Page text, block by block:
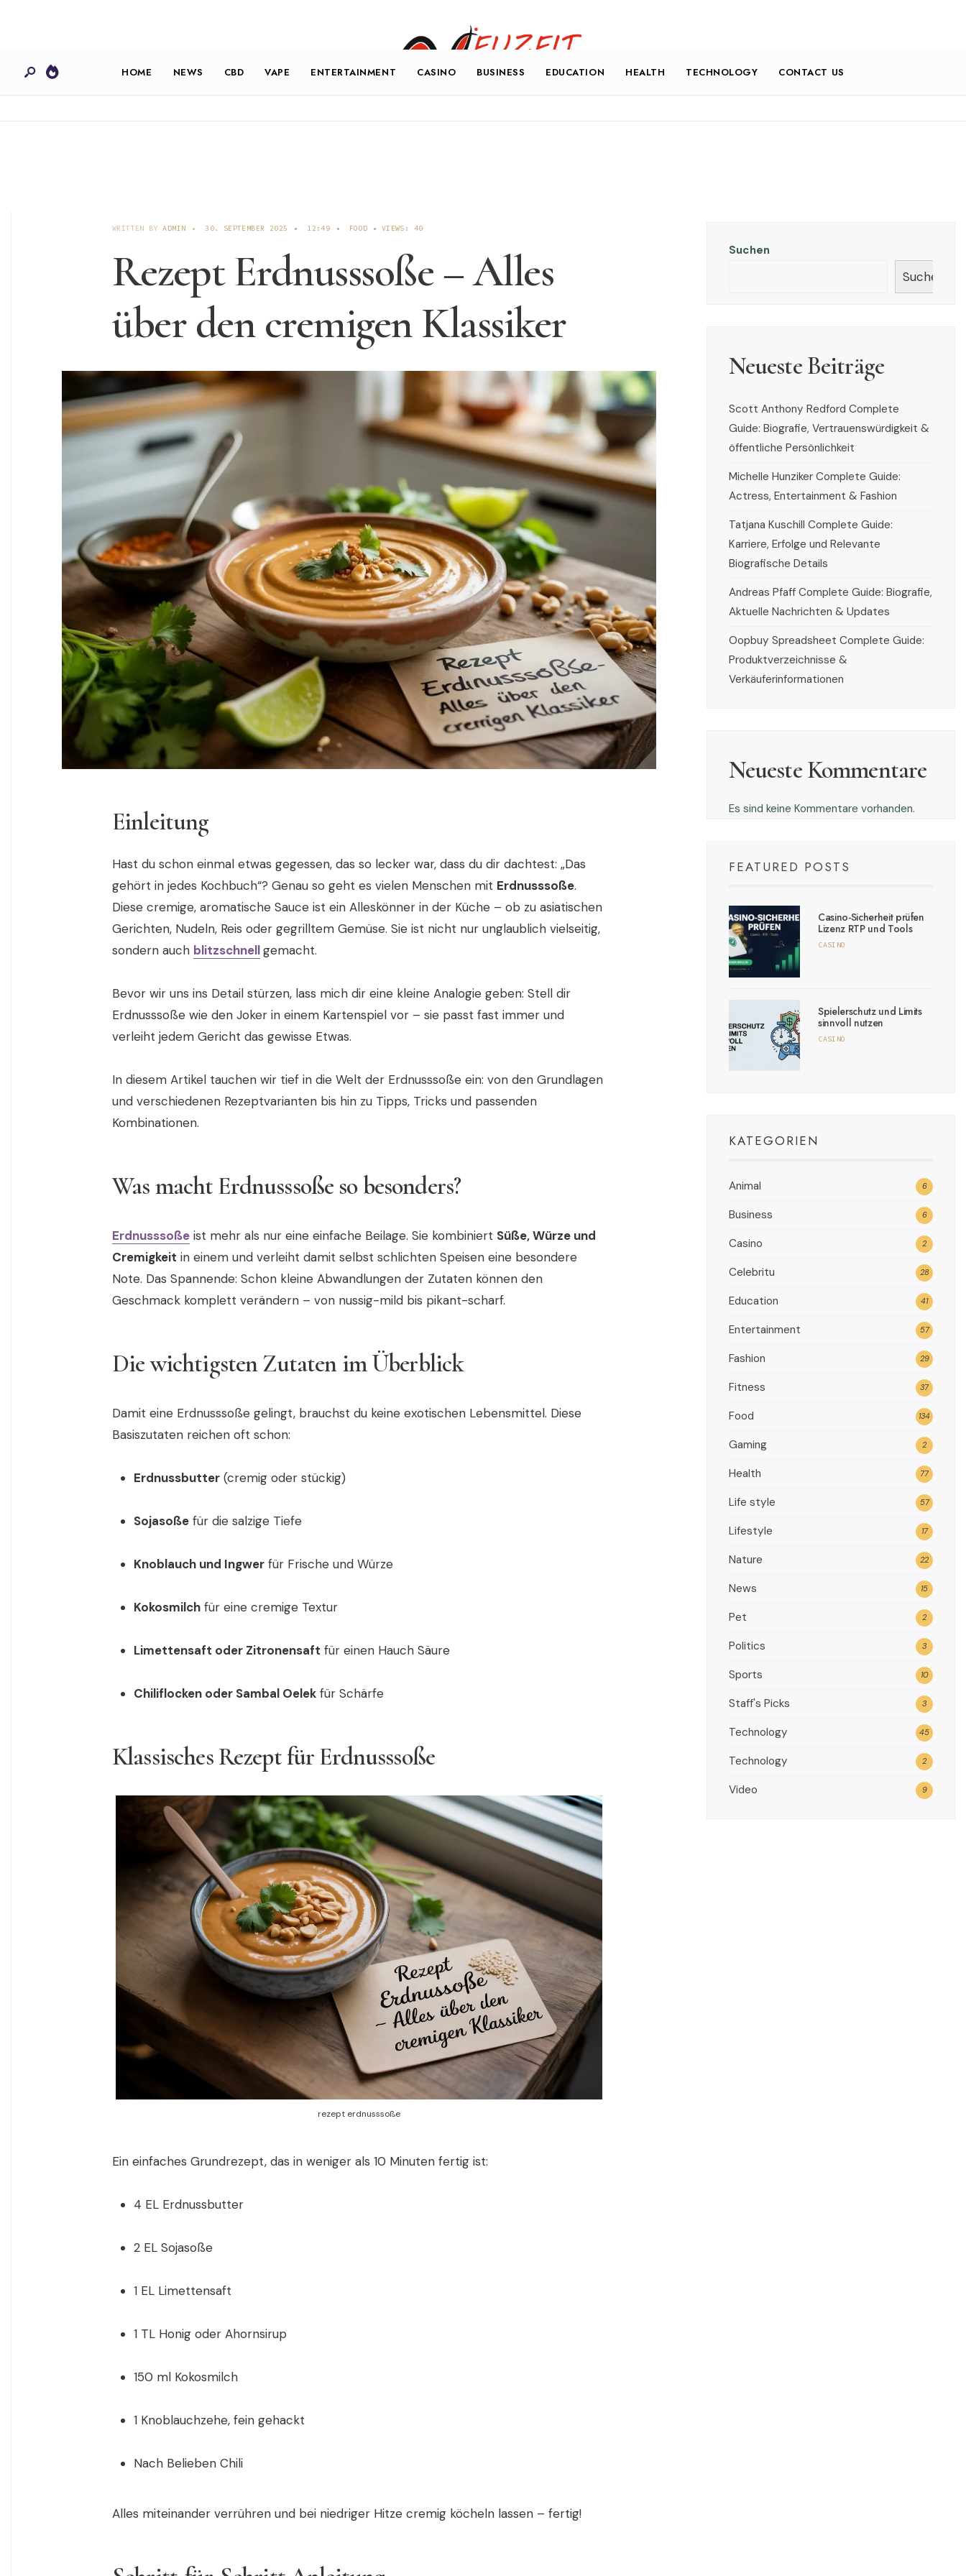
HOME NEWS CBD VAPE ENTERTAINMENT CASINO BUSINESS EDUCATION HEALTH TECHNOLOGY CONTACT US
WRITTEN BYADMIN • 30. SEPTEMBER 2025 • 12:49 • FOOD • VIEWS: 40
Rezept Erdnusssoße – Alles
über den cremigen Klassiker
Einleitung
Hast du schon einmal etwas gegessen, das so lecker war, dass du dir dachtest: „Das
gehört in jedes Kochbuch“? Genau so geht es vielen Menschen mit Erdnusssoße.
Diese cremige, aromatische Sauce ist ein Alleskönner in der Küche – ob zu asiatischen
Gerichten, Nudeln, Reis oder gegrilltem Gemüse. Sie ist nicht nur unglaublich vielseitig,
sondern auch blitzschnellgemacht.
Bevor wir uns ins Detail stürzen, lass mich dir eine kleine Analogie geben: Stell dir
Erdnusssoße wie den Joker in einem Kartenspiel vor – sie passt fast immer und
verleiht jedem Gericht das gewisse Etwas.
In diesem Artikel tauchen wir tief in die Welt der Erdnusssoße ein: von den Grundlagen
und verschiedenen Rezeptvarianten bis hin zu Tipps, Tricks und passenden
Kombinationen.
Was macht Erdnusssoße so besonders?
Erdnusssoße ist mehr als nur eine einfache Beilage. Sie kombiniert Süße, Würze und
Cremigkeit in einem und verleiht damit selbst schlichten Speisen eine besondere
Note. Das Spannende: Schon kleine Abwandlungen der Zutaten können den
Geschmack komplett verändern – von nussig-mild bis pikant-scharf.
Die wichtigsten Zutaten im Überblick
Damit eine Erdnusssoße gelingt, brauchst du keine exotischen Lebensmittel. Diese
Basiszutaten reichen oft schon:
Erdnussbutter (cremig oder stückig)
Sojasoße für die salzige Tiefe
Knoblauch und Ingwer für Frische und Würze
Kokosmilch für eine cremige Textur
Limettensaft oder Zitronensaft für einen Hauch Säure
Chiliflocken oder Sambal Oelek für Schärfe
Klassisches Rezept für Erdnusssoße
rezept erdnusssoße
Ein einfaches Grundrezept, das in weniger als 10 Minuten fertig ist:
4 EL Erdnussbutter
2 EL Sojasoße
1 EL Limettensaft
1 TL Honig oder Ahornsirup
150 ml Kokosmilch
1 Knoblauchzehe, fein gehackt
Nach Belieben Chili
Alles miteinander verrühren und bei niedriger Hitze cremig köcheln lassen – fertig!
Suchen
Suchen
Neueste Beiträge
Scott Anthony Redford Complete
Guide: Biografie, Vertrauenswürdigkeit &
öffentliche Persönlichkeit
Michelle Hunziker Complete Guide:
Actress, Entertainment & Fashion
Tatjana Kuschill Complete Guide:
Karriere, Erfolge und Relevante
Biografische Details
Andreas Pfaff Complete Guide: Biografie,
Aktuelle Nachrichten & Updates
Oopbuy Spreadsheet Complete Guide:
Produktverzeichnisse &
Verkäuferinformationen
Neueste Kommentare
Es sind keine Kommentare vorhanden.
FEATURED POSTS
Casino-Sicherheit prüfen
Lizenz RTP und Tools
CASINO
Spielerschutz und Limits
sinnvoll nutzen
CASINO
KATEGORIEN
Animal 6
Business 6
Casino 2
Celebritu 28
Education 41
Entertainment 57
Fashion 29
Fitness 37
Food 134
Gaming 2
Health 77
Life style 57
Lifestyle 17
Nature 22
News 15
Pet 2
Politics 3
Sports 10
Staff's Picks 3
Technology 45
Technology 2
Video 9